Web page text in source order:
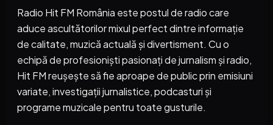
Radio Hit FM România este postul de radio care
aduce ascultătorilor mixul perfect dintre informație
de calitate, muzică actuală și divertisment. Cu o
echipă de profesioniști pasionați de jurnalism și radio,
Hit FM reușește să fie aproape de public prin emisiuni
variate, investigații jurnalistice, podcasturi și
programe muzicale pentru toate gusturile.